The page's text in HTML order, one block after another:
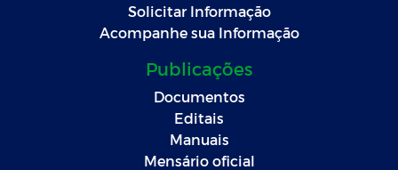
Solicitar Informação
Acompanhe sua Informação
Publicações
Documentos
Editais
Manuais
Mensário oficial